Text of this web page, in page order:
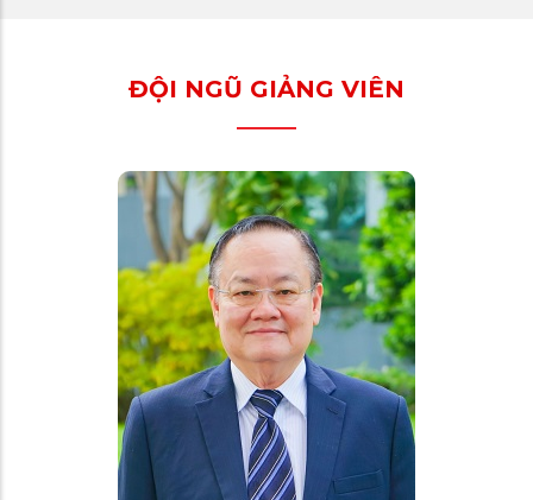
ĐỘI NGŨ GIẢNG VIÊN